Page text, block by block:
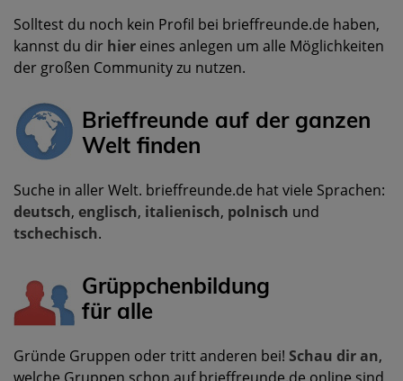
Solltest du noch kein Profil bei brieffreunde.de haben,
kannst du dir hier eines anlegen um alle Möglichkeiten
der großen Community zu nutzen.
Brieffreunde auf der ganzen
Welt finden
Suche in aller Welt. brieffreunde.de hat viele Sprachen:
deutsch, englisch, italienisch, polnisch und
tschechisch.
Grüppchenbildung
für alle
Gründe Gruppen oder tritt anderen bei! Schau dir an,